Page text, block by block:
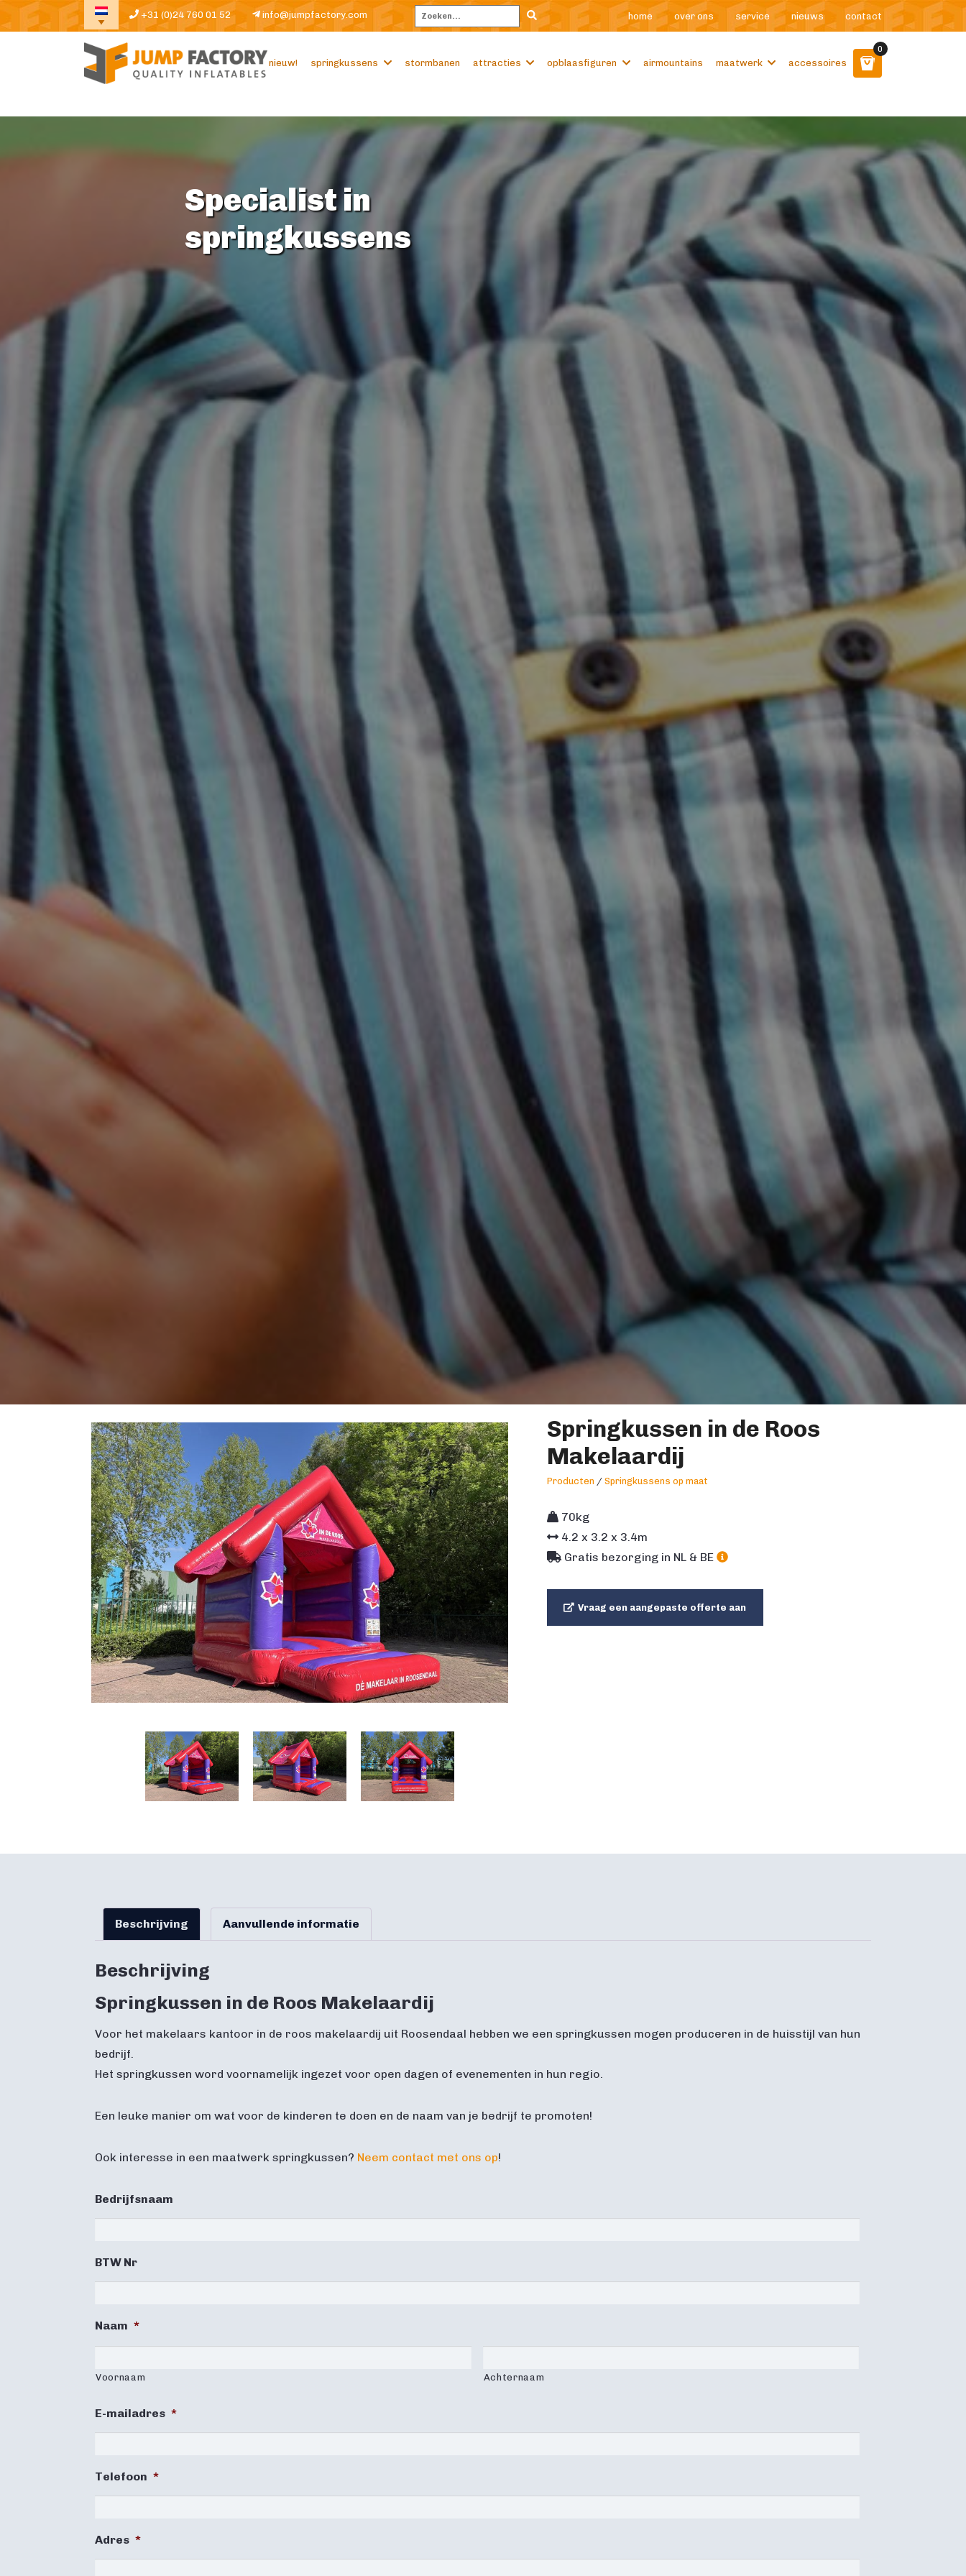
+31 (0)24 760 01 52 info@jumpfactory.com home over ons service nieuws contact
nieuw! springkussens stormbanen attracties opblaasfiguren airmountains maatwerk accessoires
0
Specialist in
springkussens
Springkussen in de Roos
Makelaardij
Producten / Springkussens op maat
70kg
4.2 x 3.2 x 3.4m
Gratis bezorging in NL & BE
Vraag een aangepaste offerte aan
Beschrijving Aanvullende informatie
Beschrijving
Springkussen in de Roos Makelaardij
Voor het makelaars kantoor in de roos makelaardij uit Roosendaal hebben we een springkussen mogen produceren in de huisstijl van hun
bedrijf.
Het springkussen word voornamelijk ingezet voor open dagen of evenementen in hun regio.
Een leuke manier om wat voor de kinderen te doen en de naam van je bedrijf te promoten!
Ook interesse in een maatwerk springkussen? Neem contact met ons op!
Bedrijfsnaam
BTW Nr
Naam *
Voornaam Achternaam
E-mailadres *
Telefoon *
Adres *